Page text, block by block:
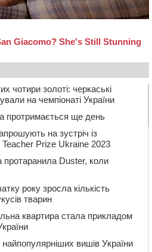
чотири золоті: черкаські
на чемпіонаті України
протримається ще день
на зустріч із
Prize Ukraine 2023
протаранила Duster, коли
року зросла кількість
тварин
квартира стала прикладом
вишів України